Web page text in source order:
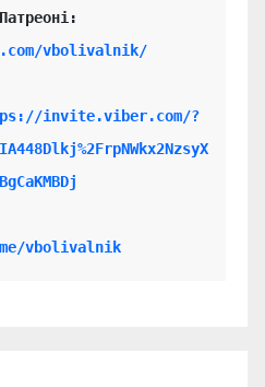
vbolivalnik/
invite.viber.com/?
vbolivalnik